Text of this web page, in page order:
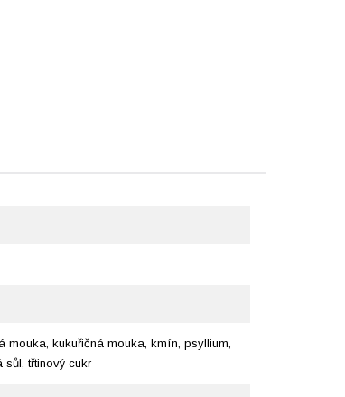
mouka, kukuřičná mouka, kmín, psyllium,
sůl, třtinový cukr